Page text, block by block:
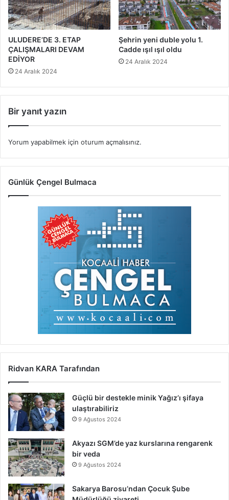
ULUDERE’DE 3. ETAP
ÇALIŞMALARI DEVAM
EDİYOR
24 Aralık 2024
Şehrin yeni duble yolu 1.
Cadde ışıl ışıl oldu
24 Aralık 2024
Bir yanıt yazın
Yorum yapabilmek için oturum açmalısınız.
Günlük Çengel Bulmaca
Ridvan KARA Tarafından
Güçlü bir destekle minik Yağız’ı şifaya
ulaştırabiliriz
9 Ağustos 2024
Akyazı SGM’de yaz kurslarına rengarenk
bir veda
9 Ağustos 2024
Sakarya Barosu’ndan Çocuk Şube